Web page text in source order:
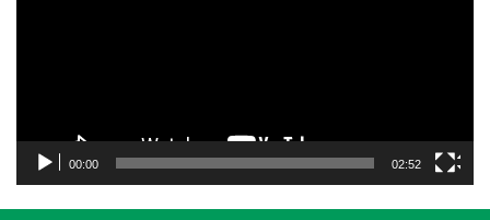
00:00 02:52